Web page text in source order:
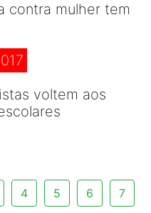
contra mulher tem
voltem aos
4 5 6 7